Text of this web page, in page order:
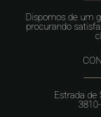
Dispomos de um
procurando
Estrada de